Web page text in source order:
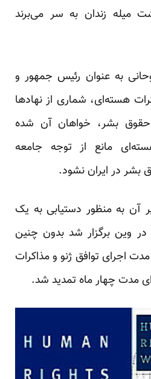
میله زندان به سر می‌برند
به عنوان رئیس جمهور و
هسته‌ای، شماری از نهاد‌ها
بشر، خواهان آن شده
مانع از توجه جامعه
بشر در ایران نشود.
آن به منظور دستیابی به یک
وین برگزار شد بدون چنین
مدت اجرای توافق ژنو و مذاکرات